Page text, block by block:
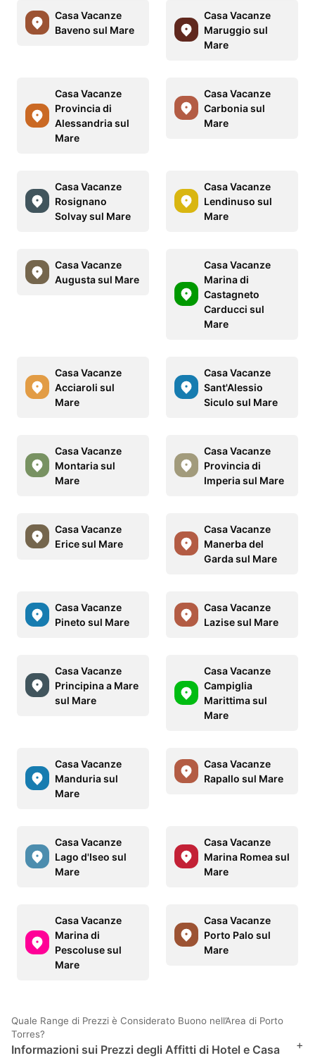
Casa Vacanze
Baveno sul Mare
Casa Vacanze
Maruggio sul
Mare
Casa Vacanze
Provincia di
Alessandria sul
Mare
Casa Vacanze
Carbonia sul
Mare
Casa Vacanze
Rosignano
Solvay sul Mare
Casa Vacanze
Lendinuso sul
Mare
Casa Vacanze
Augusta sul Mare
Casa Vacanze
Marina di
Castagneto
Carducci sul
Mare
Casa Vacanze
Acciaroli sul
Mare
Casa Vacanze
Sant'Alessio
Siculo sul Mare
Casa Vacanze
Montaria sul
Mare
Casa Vacanze
Provincia di
Imperia sul Mare
Casa Vacanze
Erice sul Mare
Casa Vacanze
Manerba del
Garda sul Mare
Casa Vacanze
Pineto sul Mare
Casa Vacanze
Lazise sul Mare
Casa Vacanze
Principina a Mare
sul Mare
Casa Vacanze
Campiglia
Marittima sul
Mare
Casa Vacanze
Manduria sul
Mare
Casa Vacanze
Rapallo sul Mare
Casa Vacanze
Lago d'Iseo sul
Mare
Casa Vacanze
Marina Romea sul
Mare
Casa Vacanze
Marina di
Pescoluse sul
Mare
Casa Vacanze
Porto Palo sul
Mare
Quale Range di Prezzi è Considerato Buono nell’Area di Porto
Torres?
Informazioni sui Prezzi degli Affitti di Hotel e Casa
+